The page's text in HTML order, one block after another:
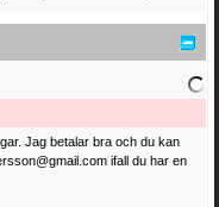
Jag betalar bra och du kan
ifall du har en